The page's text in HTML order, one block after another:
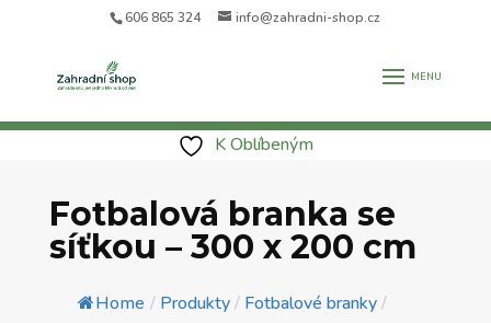
606 865 324 info@zahradni-shop.cz
K Oblíbeným
Fotbalová branka se
síťkou – 300 x 200 cm
Home / Produkty/ Fotbalové branky/